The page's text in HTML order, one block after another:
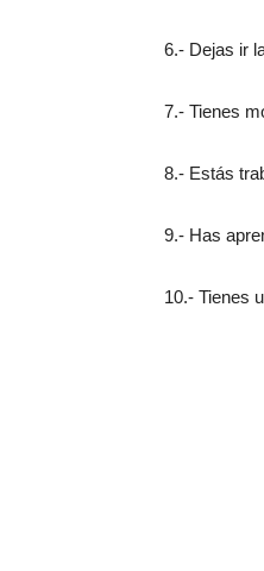
6.- Dejas ir
7.- Tienes
8.- Estás
9.- Has
10.- Tienes